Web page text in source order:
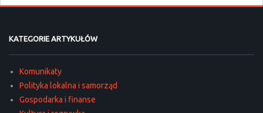
KATEGORIE ARTYKUŁÓW
Komunikaty
Polityka lokalna i samorząd
Gospodarka i finanse